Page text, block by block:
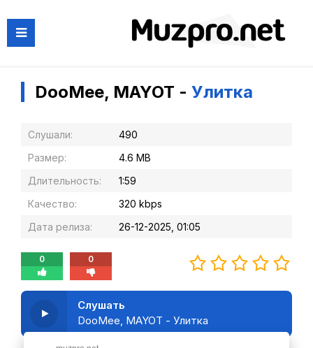
DooMee, MAYOT - Улитка
Слушали:
490
Размер:
4.6 MB
Длительность:
1:59
Качество:
320 kbps
Дата релиза:
26-12-2025, 01:05
0 0
Слушать
DooMee, MAYOT - Улитка